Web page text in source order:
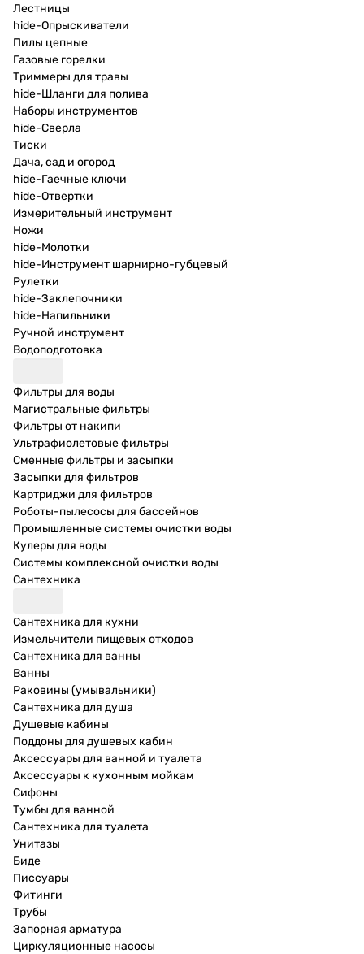
Лестницы
hide-Опрыскиватели
Пилы цепные
Газовые горелки
Триммеры для травы
hide-Шланги для полива
Наборы инструментов
hide-Сверла
Тиски
Дача, сад и огород
hide-Гаечные ключи
hide-Отвертки
Измерительный инструмент
Ножи
hide-Молотки
hide-Инструмент шарнирно-губцевый
Рулетки
hide-Заклепочники
hide-Напильники
Ручной инструмент
Водоподготовка
Фильтры для воды
Магистральные фильтры
Фильтры от накипи
Ультрафиолетовые фильтры
Сменные фильтры и засыпки
Засыпки для фильтров
Картриджи для фильтров
Роботы-пылесосы для бассейнов
Промышленные системы очистки воды
Кулеры для воды
Системы комплексной очистки воды
Сантехника
Сантехника для кухни
Измельчители пищевых отходов
Сантехника для ванны
Ванны
Раковины (умывальники)
Сантехника для душа
Душевые кабины
Поддоны для душевых кабин
Аксессуары для ванной и туалета
Аксессуары к кухонным мойкам
Сифоны
Тумбы для ванной
Сантехника для туалета
Унитазы
Биде
Писсуары
Фитинги
Трубы
Запорная арматура
Циркуляционные насосы